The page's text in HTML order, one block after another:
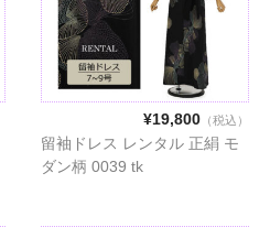
¥19,800 （税込）
留袖ドレス レンタル 正絹 モ
ダン柄 0039 tk